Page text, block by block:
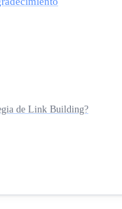
de Link Building?